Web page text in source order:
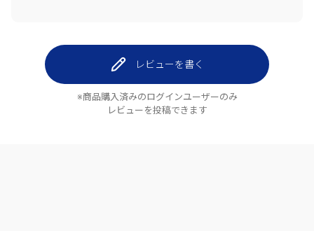
レビューを書く
※商品購入済みのログインユーザーのみ
レビューを投稿できます